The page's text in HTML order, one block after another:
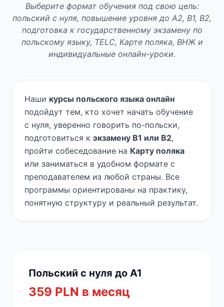
Выберите формат обучения под свою цель:
польский с нуля, повышение уровня до A2, B1, B2,
подготовка к государственному экзамену по
польскому языку, TELC, Карте поляка, ВНЖ и
индивидуальные онлайн-уроки.
Наши курсы польского языка онлайн
подойдут тем, кто хочет начать обучение
с нуля, уверенно говорить по-польски,
подготовиться к экзамену B1 или B2,
пройти собеседование на Карту поляка
или заниматься в удобном формате с
преподавателем из любой страны. Все
программы ориентированы на практику,
понятную структуру и реальный результат.
Польский с нуля до A1
359 PLN в месяц